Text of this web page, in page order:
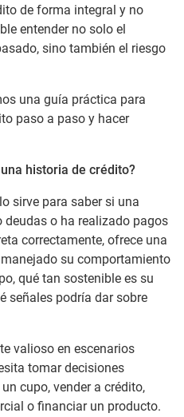
de forma integral y no
entender no solo el
sino también el riesgo
una guía práctica para
paso a paso y hacer
historia de crédito?
sirve para saber si una
deudas o ha realizado pagos
correctamente, ofrece una
su comportamiento
qué tan sostenible es su
señales podría dar sobre
valioso en escenarios
tomar decisiones
cupo, vender a crédito,
o financiar un producto.